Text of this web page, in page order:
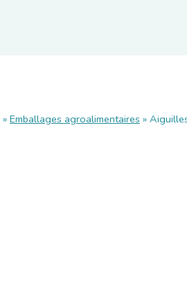
» Emballages agroalimentaires »
Machines
Autres